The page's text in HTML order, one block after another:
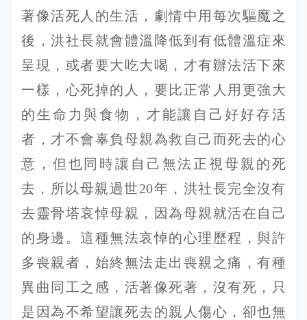
著像活死人的生活，劇情中用每次驅魔之
後，洪社長就會體溫降低到有低體溫症來
呈現，或者要大吃大喝，才有辦法活下來
一樣，心死掉的人，要比正常人用更強大
的生命力與食物，才能讓自己好好存活
者，才不會辜負母親為救自己而死去的心
意，但也同時讓自己無法正視母親的死
去，所以母親過世20年，洪社長完全沒有
去靈骨塔哀悼母親，因為母親就活在自己
的身邊。這種無法哀悼的心理歷程，與許
多喪親者，始終無法走出喪親之痛，有種
異曲同工之感，活著像死著，沒有死，只
是因為不希望讓死去的親人傷心，卻也無